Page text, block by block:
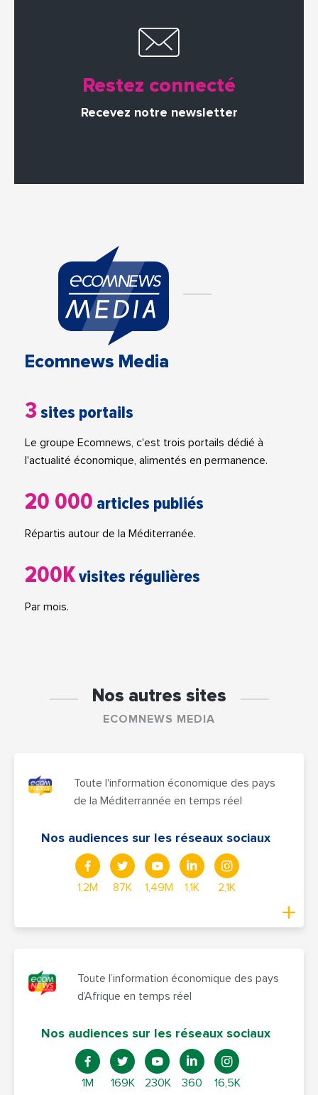
Restez connecté
Recevez notre newsletter
Ecomnews Media
3 sites portails
Le groupe Ecomnews, c'est trois portails dédié à
l'actualité économique, alimentés en permanence.
20 000 articles publiés
Répartis autour de la Méditerranée.
200Kvisites régulières
Par mois.
Nos autres sites
ECOMNEWS MEDIA
Toute l'information économique des pays
de la Méditerrannée en temps réel
Nos audiences sur les réseaux sociaux
1,2M 87K 1,49M 1,1K 2,1K
Toute l’information économique des pays
d’Afrique en temps réel
Nos audiences sur les réseaux sociaux
1M 169K 230K 360 16,5K